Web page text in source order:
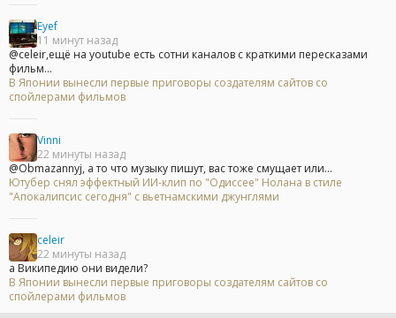
Eyef
11 минут назад
@celeir,ещё на youtube есть сотни каналов с краткими пересказами
фильм...
В Японии вынесли первые приговоры создателям сайтов со
спойлерами фильмов
Vinni
22 минуты назад
@Obmazannyj, а то что музыку пишут, вас тоже смущает или...
Ютубер снял эффектный ИИ-клип по "Одиссее" Нолана в стиле
"Апокалипсис сегодня" с вьетнамскими джунглями
celeir
22 минуты назад
а Википедию они видели?
В Японии вынесли первые приговоры создателям сайтов со
спойлерами фильмов